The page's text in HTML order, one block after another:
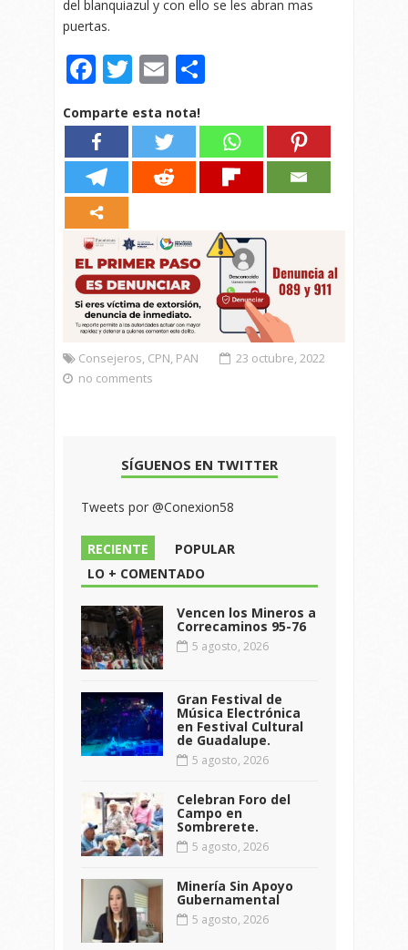
del blanquiazul y con ello se les abran mas
puertas.
Facebook
Twitter
Email
Comparte esta nota!
Consejeros, CPN, PAN
23 octubre, 2022
no comments
SÍGUENOS EN TWITTER
Tweets por @Conexion58
RECIENTE
POPULAR
LO + COMENTADO
Vencen los Mineros a
Correcaminos 95-76
5 agosto, 2026
Gran Festival de
Música Electrónica
en Festival Cultural
de Guadalupe.
5 agosto, 2026
Celebran Foro del
Campo en
Sombrerete.
5 agosto, 2026
Minería Sin Apoyo
Gubernamental
5 agosto, 2026